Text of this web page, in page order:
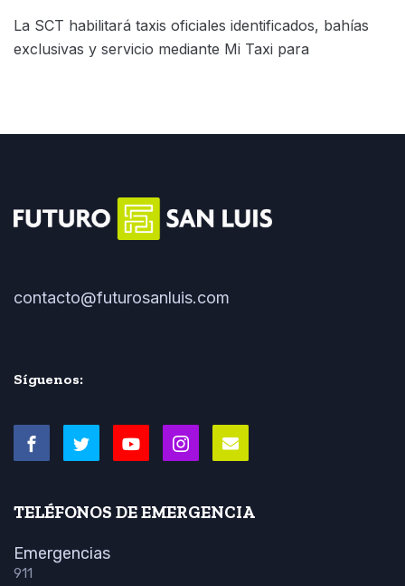
La SCT habilitará taxis oficiales identificados, bahías
exclusivas y servicio mediante Mi Taxi para
contacto@futurosanluis.com
Síguenos:
TELÉFONOS DE EMERGENCIA
Emergencias
911